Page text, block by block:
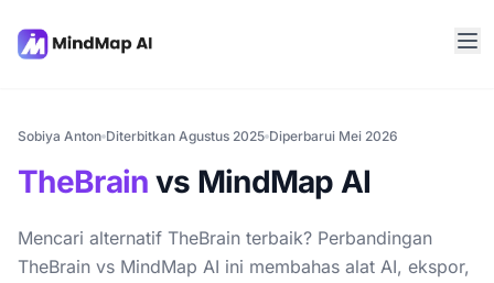
Sobiya Anton Diterbitkan Agustus 2025 Diperbarui Mei 2026
TheBrain vs MindMap AI
Mencari alternatif TheBrain terbaik? Perbandingan
TheBrain vs MindMap AI ini membahas alat AI, ekspor,